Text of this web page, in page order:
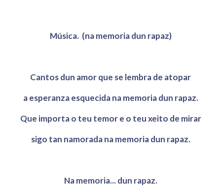
Música. (na memoria dun rapaz)
Cantos dun amor que se lembra de atopar
a esperanza esquecida na memoria dun rapaz.
Que importa o teu temor e o teu xeito de mirar
sigo tan namorada na memoria dun rapaz.
Na memoria... dun rapaz.